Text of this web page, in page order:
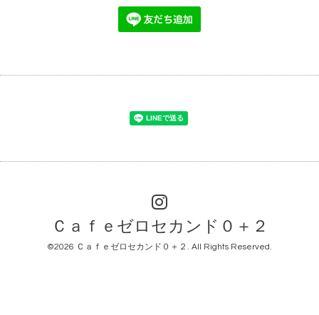
Ｃａｆｅゼロセカンド０＋２
©2026 Ｃａｆｅゼロセカンド０＋２ . All Rights Reserved.